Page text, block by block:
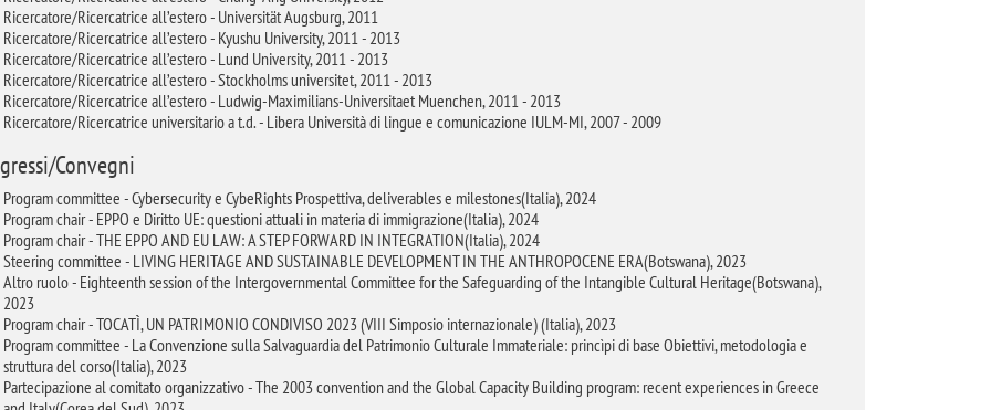
Ricercatore/Ricercatrice all’estero - Universität Augsburg, 2011
Ricercatore/Ricercatrice all’estero - Kyushu University, 2011 - 2013
Ricercatore/Ricercatrice all’estero - Lund University, 2011 - 2013
Ricercatore/Ricercatrice all’estero - Stockholms universitet, 2011 - 2013
Ricercatore/Ricercatrice all’estero - Ludwig-Maximilians-Universitaet Muenchen, 2011 - 2013
Ricercatore/Ricercatrice universitario a t.d. - Libera Università di lingue e comunicazione IULM-MI, 2007 - 2009
Convegni
Program committee - Cybersecurity e CybeRights Prospettiva, deliverables e milestones(Italia), 2024
Program chair - EPPO e Diritto UE: questioni attuali in materia di immigrazione(Italia), 2024
Program chair - THE EPPO AND EU LAW: A STEP FORWARD IN INTEGRATION(Italia), 2024
Steering committee - LIVING HERITAGE AND SUSTAINABLE DEVELOPMENT IN THE ANTHROPOCENE ERA(Botswana), 2023
Altro ruolo - Eighteenth session of the Intergovernmental Committee for the Safeguarding of the Intangible Cultural Heritage(Botswana),
2023
Program chair - TOCATÌ, UN PATRIMONIO CONDIVISO 2023 (VIII Simposio internazionale) (Italia), 2023
Program committee - La Convenzione sulla Salvaguardia del Patrimonio Culturale Immateriale: princìpi di base Obiettivi, metodologia e
struttura del corso(Italia), 2023
Partecipazione al comitato organizzativo - The 2003 convention and the Global Capacity Building program: recent experiences in Greece